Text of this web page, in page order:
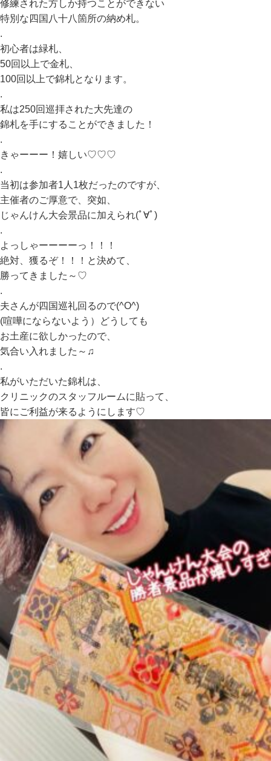
修練された方しか持つことができない
特別な四国八十八箇所の納め札。
.
初心者は緑札、
50回以上で金札、
100回以上で錦札となります。
.
私は250回巡拝された大先達の
錦札を手にすることができました！
.
きゃーーー！嬉しい♡♡♡
.
当初は参加者1人1枚だったのですが、
主催者のご厚意で、突如、
じゃんけん大会景品に加えられ(ﾟ∀ﾟ)
.
よっしゃーーーーっ！！！
絶対、獲るぞ！！！と決めて、
勝ってきました～♡
.
夫さんが四国巡礼回るので(^O^)
(喧嘩にならないよう）どうしても
お土産に欲しかったので、
気合い入れました～♫
.
私がいただいた錦札は、
クリニックのスタッフルームに貼って、
皆にご利益が来るようにします♡